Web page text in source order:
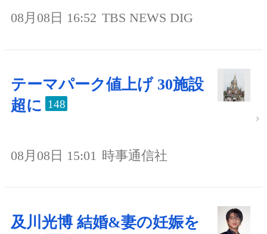
08月08日 16:52 TBS NEWS DIG
テーマパーク値上げ 30施設
超に 148
08月08日 15:01 時事通信社
及川光博 結婚&妻の妊娠を